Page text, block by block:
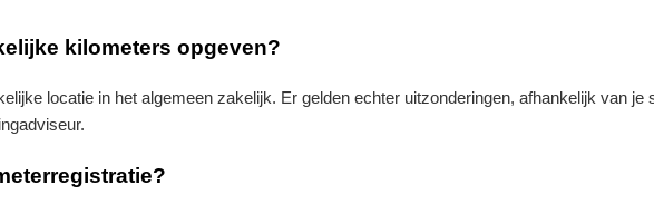
kilometers opgeven?
locatie in het algemeen zakelijk. Er gelden echter uitzonderingen, afhankelijk van je